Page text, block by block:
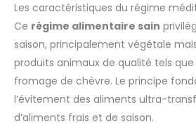
Les caractéristiques du régime
Ce régime alimentaire sain
saison, principalement végétale
produits animaux de qualité tels que
fromage de chèvre. Le principe
l’évitement des aliments ultra-
d’aliments frais et de saison.